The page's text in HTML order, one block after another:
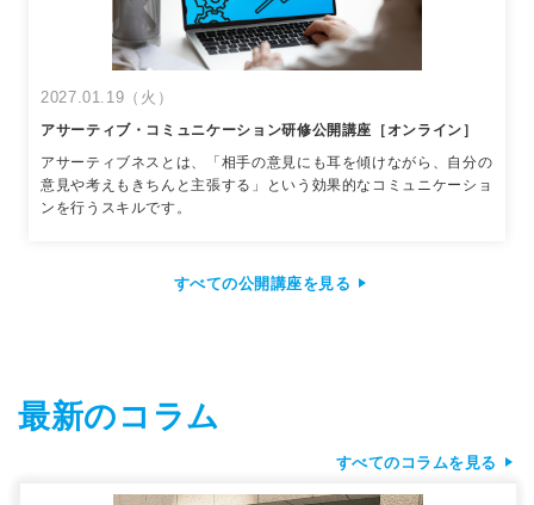
2027.01.19（火）
アサーティブ・コミュニケーション研修公開講座［オンライン］
アサーティブネスとは、「相手の意見にも耳を傾けながら、自分の
意見や考えもきちんと主張する」という効果的なコミュニケーショ
ンを行うスキルです。
すべての公開講座を見る
最新のコラム
すべてのコラムを見る